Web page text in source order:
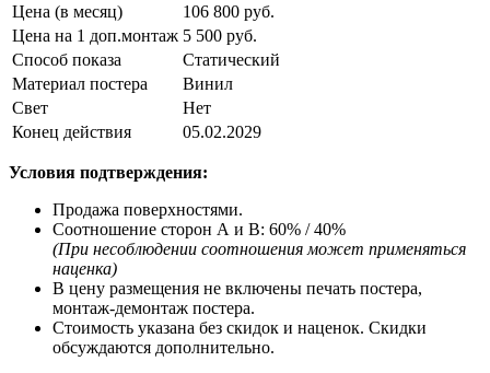
Цена (в месяц)
106 800 руб.
Цена на 1 доп.монтаж 5 500 руб.
Способ показа
Статический
Материал постера
Винил
Свет
Нeт
Конец действия
05.02.2029
Условия подтверждения:
Продажа поверхностями.
Соотношение сторон А и В: 60% / 40%
(При несоблюдении соотношения может применяться
наценка)
В цену размещения не включены печать постера,
монтаж-демонтаж постера.
Стоимость указана без скидок и наценок. Скидки
обсуждаются дополнительно.